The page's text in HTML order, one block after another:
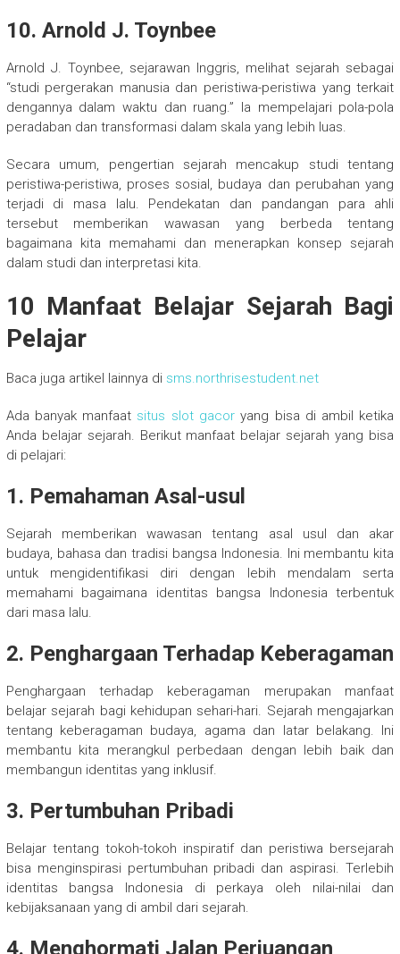
10. Arnold J. Toynbee
Arnold J. Toynbee, sejarawan Inggris, melihat sejarah sebagai
“studi pergerakan manusia dan peristiwa-peristiwa yang terkait
dengannya dalam waktu dan ruang.” Ia mempelajari pola-pola
peradaban dan transformasi dalam skala yang lebih luas.
Secara umum, pengertian sejarah mencakup studi tentang
peristiwa-peristiwa, proses sosial, budaya dan perubahan yang
terjadi di masa lalu. Pendekatan dan pandangan para ahli
tersebut memberikan wawasan yang berbeda tentang
bagaimana kita memahami dan menerapkan konsep sejarah
dalam studi dan interpretasi kita.
10 Manfaat Belajar Sejarah Bagi
Pelajar
Baca juga artikel lainnya di sms.northrisestudent.net
Ada banyak manfaat situs slot gacor yang bisa di ambil ketika
Anda belajar sejarah. Berikut manfaat belajar sejarah yang bisa
di pelajari:
1. Pemahaman Asal-usul
Sejarah memberikan wawasan tentang asal usul dan akar
budaya, bahasa dan tradisi bangsa Indonesia. Ini membantu kita
untuk mengidentifikasi diri dengan lebih mendalam serta
memahami bagaimana identitas bangsa Indonesia terbentuk
dari masa lalu.
2. Penghargaan Terhadap Keberagaman
Penghargaan terhadap keberagaman merupakan manfaat
belajar sejarah bagi kehidupan sehari-hari. Sejarah mengajarkan
tentang keberagaman budaya, agama dan latar belakang. Ini
membantu kita merangkul perbedaan dengan lebih baik dan
membangun identitas yang inklusif.
3. Pertumbuhan Pribadi
Belajar tentang tokoh-tokoh inspiratif dan peristiwa bersejarah
bisa menginspirasi pertumbuhan pribadi dan aspirasi. Terlebih
identitas bangsa Indonesia di perkaya oleh nilai-nilai dan
kebijaksanaan yang di ambil dari sejarah.
4. Menghormati Jalan Perjuangan